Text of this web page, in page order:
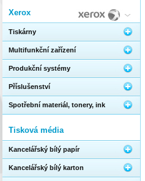
Xerox
Tiskárny
Multifunkční zařízení
Produkční systémy
Příslušenství
Spotřební materiál, tonery, ink
Tisková média
Kancelářský bílý papír
Kancelářský bílý karton